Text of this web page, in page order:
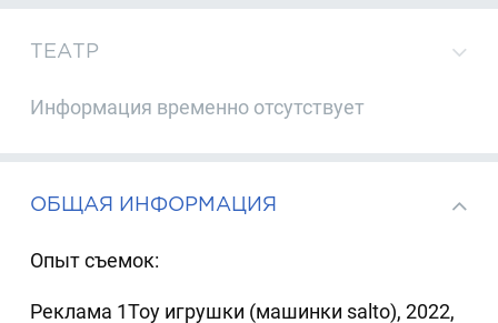
ТЕАТР
Информация временно отсутствует
ОБЩАЯ ИНФОРМАЦИЯ
Опыт съемок:
Реклама 1Toy игрушки (машинки salto), 2022,